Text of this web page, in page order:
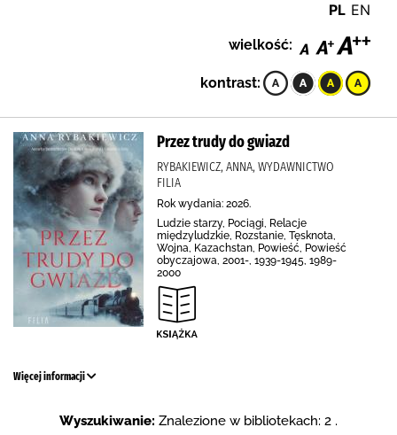
PL EN
wielkość:
kontrast:
Przez trudy do gwiazd
RYBAKIEWICZ, ANNA, WYDAWNICTWO
FILIA
Rok wydania: 2026.
Ludzie starzy, Pociągi, Relacje
międzyludzkie, Rozstanie, Tęsknota,
Wojna, Kazachstan, Powieść, Powieść
obyczajowa, 2001-, 1939-1945, 1989-
2000
Więcej informacji
Wyszukiwanie: Znalezione w bibliotekach: 2 .